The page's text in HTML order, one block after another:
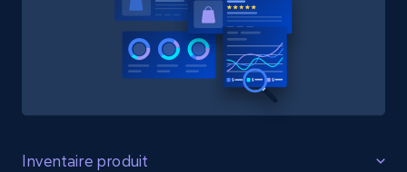
Inventaire produit